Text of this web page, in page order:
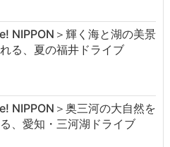
NIPPON＞輝く海と湖の美景
る、夏の福井ドライブ
NIPPON＞奥三河の大自然を
、愛知・三河湖ドライブ